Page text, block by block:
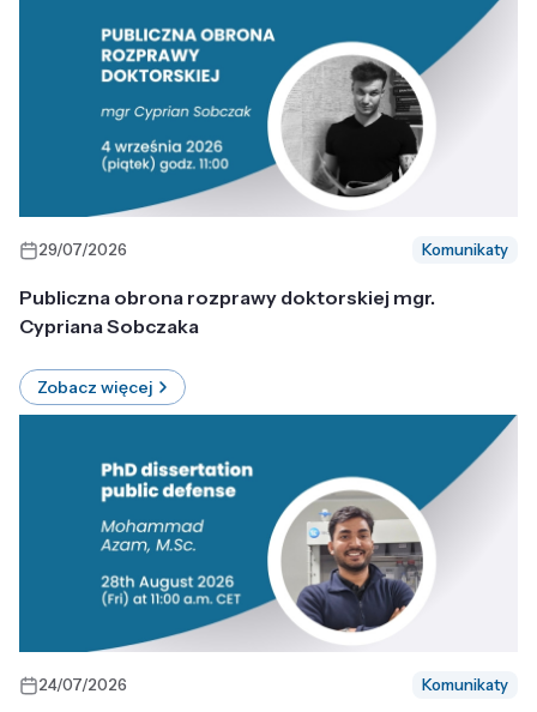
29/07/2026 Komunikaty
Publiczna obrona rozprawy doktorskiej mgr.
Cypriana Sobczaka
Zobacz więcej
24/07/2026 Komunikaty